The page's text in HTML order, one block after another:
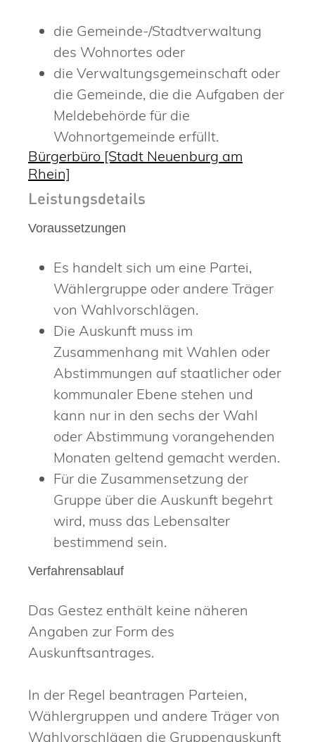
die Gemeinde-/Stadtverwaltung
des Wohnortes oder
die Verwaltungsgemeinschaft oder
die Gemeinde, die die Aufgaben der
Meldebehörde für die
Wohnortgemeinde erfüllt.
Bürgerbüro [Stadt Neuenburg am
Rhein]
Leistungsdetails
Voraussetzungen
Es handelt sich um eine Partei,
Wählergruppe oder andere Träger
von Wahlvorschlägen.
Die Auskunft muss im
Zusammenhang mit Wahlen oder
Abstimmungen auf staatlicher oder
kommunaler Ebene stehen und
kann nur in den sechs der Wahl
oder Abstimmung vorangehenden
Monaten geltend gemacht werden.
Für die Zusammensetzung der
Gruppe über die Auskunft begehrt
wird, muss das Lebensalter
bestimmend sein.
Verfahrensablauf
Das Gestez enthält keine näheren
Angaben zur Form des
Auskunftsantrages.
In der Regel beantragen Parteien,
Wählergruppen und andere Träger von
Wahlvorschlägen die Gruppenauskunft